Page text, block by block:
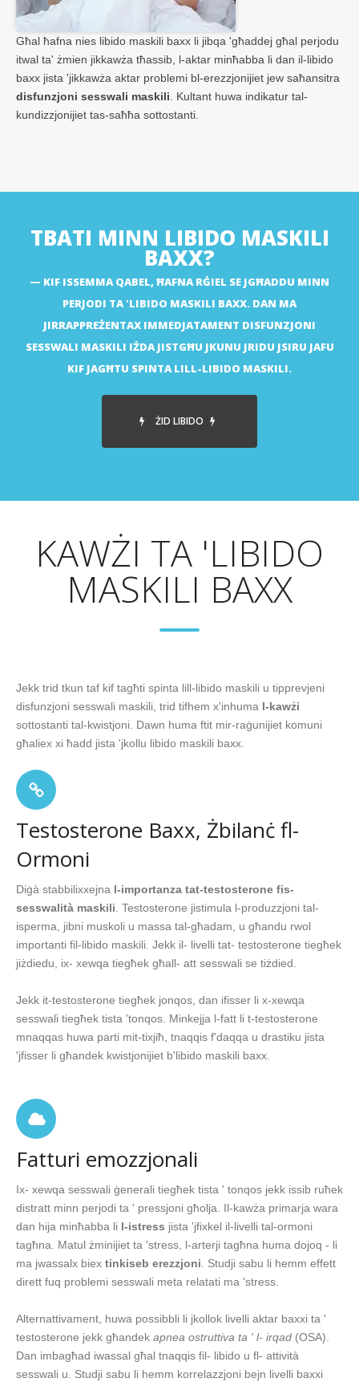
Għal ħafna nies libido maskili baxx li jibqa 'għaddej għal perjodu
itwal ta' żmien jikkawża tħassib, l-aktar minħabba li dan il-libido
baxx jista 'jikkawża aktar problemi bl-erezzjonijiet jew saħansitra
disfunzjoni sesswali maskili . Kultant huwa indikatur tal-
kundizzjonijiet tas-saħħa sottostanti.
TBATI MINN LIBIDO MASKILI
BAXX?
KIF ISSEMMA QABEL, ĦAFNA RĠIEL SE JGĦADDU MINN
PERJODI TA 'LIBIDO MASKILI BAXX. DAN MA
JIRRAPPREŻENTAX IMMEDJATAMENT DISFUNZJONI
SESSWALI MASKILI IŻDA JISTGĦU JKUNU JRIDU JSIRU JAFU
KIF JAGĦTU SPINTA LILL-LIBIDO MASKILI.
ŻID LIBIDO
KAWŻI TA 'LIBIDO
MASKILI BAXX
Jekk trid tkun taf kif tagħti spinta lill-libido maskili u tipprevjeni
disfunzjoni sesswali maskili, trid tifhem x'inhuma l-kawżi
sottostanti tal-kwistjoni. Dawn huma ftit mir-raġunijiet komuni
għaliex xi ħadd jista 'jkollu libido maskili baxx.
Testosterone Baxx, Żbilanċ fl-
Ormoni
Diġà stabbilixxejna l-importanza tat-testosterone fis-
sesswalità maskili . Testosterone jistimula l-produzzjoni tal-
isperma, jibni muskoli u massa tal-għadam, u għandu rwol
importanti fil-libido maskili. Jekk il- livelli tat- testosterone tiegħek
jiżdiedu, ix- xewqa tiegħek għall- att sesswali se tiżdied.
Jekk it-testosterone tiegħek jonqos, dan ifisser li x-xewqa
sesswali tiegħek tista 'tonqos. Minkejja l-fatt li t-testosterone
mnaqqas huwa parti mit-tixjiħ, tnaqqis f'daqqa u drastiku jista
'jfisser li għandek kwistjonijiet b'libido maskili baxx.
Fatturi emozzjonali
Ix- xewqa sesswali ġenerali tiegħek tista ' tonqos jekk issib ruħek
distratt minn perjodi ta ' pressjoni għolja. Il-kawża primarja wara
dan hija minħabba li l-istress jista 'jfixkel il-livelli tal-ormoni
tagħna. Matul żminijiet ta 'stress, l-arterji tagħna huma dojoq - li
ma jwassalx biex tinkiseb erezzjoni. Studji sabu li hemm effett
dirett fuq problemi sesswali meta relatati ma 'stress.
Alternattivament, huwa possibbli li jkollok livelli aktar baxxi ta '
testosterone jekk għandek apnea ostruttiva ta ' l- irqad (OSA).
Dan imbagħad iwassal għal tnaqqis fil- libido u fl- attività
sesswali u. Studji sabu li hemm korrelazzjoni bejn livelli baxxi